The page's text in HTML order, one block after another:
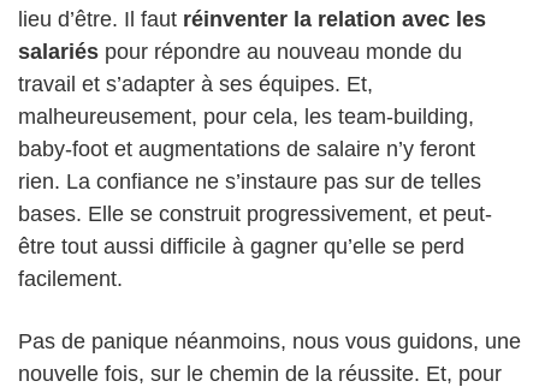
lieu d’être. Il faut réinventer la relation avec les
salariés pour répondre au nouveau monde du
travail et s’adapter à ses équipes. Et,
malheureusement, pour cela, les team-building,
baby-foot et augmentations de salaire n’y feront
rien. La confiance ne s’instaure pas sur de telles
bases. Elle se construit progressivement, et peut-
être tout aussi difficile à gagner qu’elle se perd
facilement.
Pas de panique néanmoins, nous vous guidons, une
nouvelle fois, sur le chemin de la réussite. Et, pour